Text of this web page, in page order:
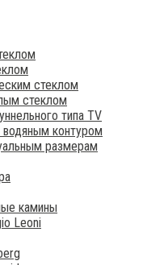
стеклом
стеклом
типа TV
контуром
размерам
камины
Leoni